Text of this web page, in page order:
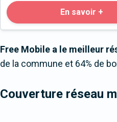
En savoir +
Free Mobile a le meilleur
de la commune et 64% de
Couverture réseau